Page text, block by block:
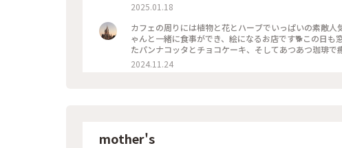
2025.01.18
カフェの周りには植物と花とハーブでいっぱいの素敵
ゃんと一緒に食事ができ、絵になるお店です🐕この日
たパンナコッタとチョコケーキ、そしてあつあつ珈
ーヒー #ハーブ農園 #素敵カフェ
2024.11.24
mother's